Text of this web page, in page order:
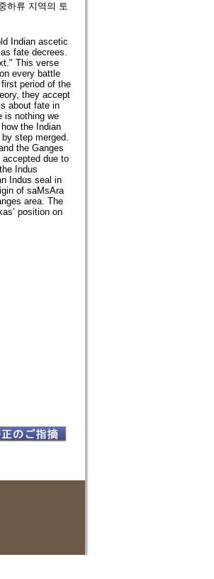
하류 지역의 토
Indian ascetic
fate decrees.
This verse
every battle
period of the
they accept
about fate in
is nothing we
the Indian
step merged.
the Ganges
due to
Indus
Indus seal in
of saMsAra
area. The
position on